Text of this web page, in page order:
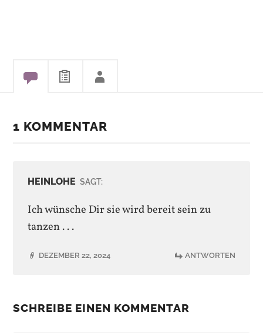
1 KOMMENTAR
HEINLOHE SAGT:
Ich wünsche Dir sie wird bereit sein zu
tanzen . . .
DEZEMBER 22, 2024 ANTWORTEN
SCHREIBE EINEN KOMMENTAR